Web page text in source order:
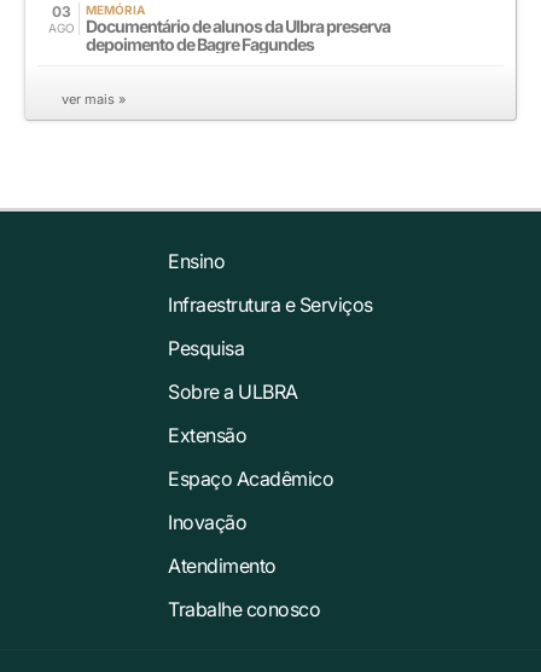
03
AGO
MEMÓRIA
Documentário de alunos da Ulbra preserva
depoimento de Bagre Fagundes
ver mais »
Ensino
Infraestrutura e Serviços
Pesquisa
Sobre a ULBRA
Extensão
Espaço Acadêmico
Inovação
Atendimento
Trabalhe conosco